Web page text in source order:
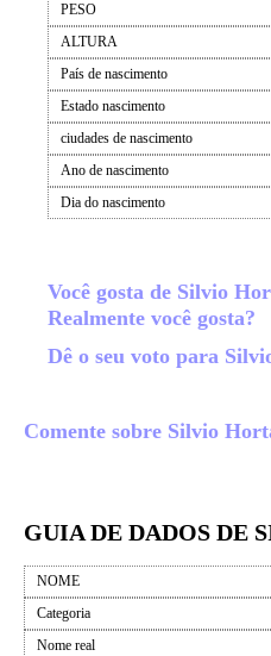
PESO
ALTURA
País de nascimento
Estado nascimento
ciudades de nascimento
Ano de nascimento
Dia do nascimento
Você gosta de Silvio
Realmente você gosta?
Dê o seu voto para
Comente sobre Silvio
GUIA DE DADOS DE
NOME
Categoria
Nome real